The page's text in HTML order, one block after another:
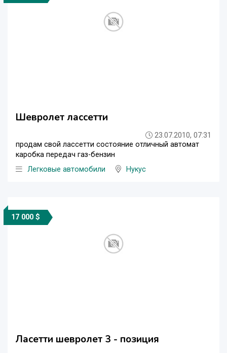
Шевролет лассетти
23.07.2010, 07:31
продам свой лассетти состояние отличный автомат
каробка передач газ-бензин
Легковые автомобили
Нукус
17 000 $
Ласетти шевролет 3 - позиция